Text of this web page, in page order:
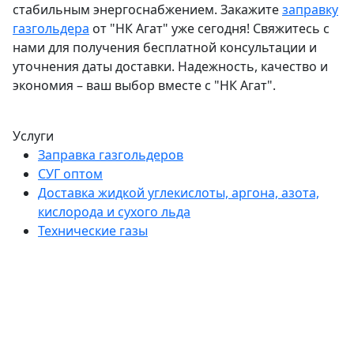
стабильным энергоснабжением. Закажитезаправку
газгольдера от "НК Агат" уже сегодня! Свяжитесь с
нами для получения бесплатной консультации и
уточнения даты доставки. Надежность, качество и
экономия – ваш выбор вместе с "НК Агат".
Услуги
Заправка газгольдеров
СУГ оптом
Доставка жидкой углекислоты, аргона, азота,
кислорода и сухого льда
Технические газы